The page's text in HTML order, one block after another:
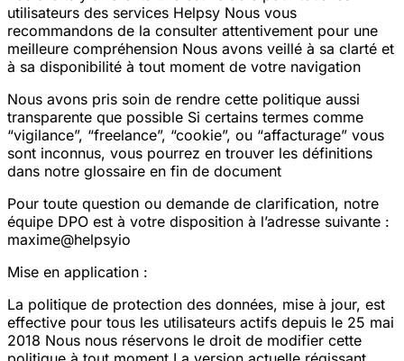
utilisateurs des services Helpsy Nous vous
recommandons de la consulter attentivement pour une
meilleure compréhension Nous avons veillé à sa clarté et
à sa disponibilité à tout moment de votre navigation
Nous avons pris soin de rendre cette politique aussi
transparente que possible Si certains termes comme
“vigilance”, “freelance”, “cookie”, ou “affacturage” vous
sont inconnus, vous pourrez en trouver les définitions
dans notre glossaire en fin de document
Pour toute question ou demande de clarification, notre
équipe DPO est à votre disposition à l’adresse suivante :
maxime@helpsyio
Mise en application :
La politique de protection des données, mise à jour, est
effective pour tous les utilisateurs actifs depuis le 25 mai
2018 Nous nous réservons le droit de modifier cette